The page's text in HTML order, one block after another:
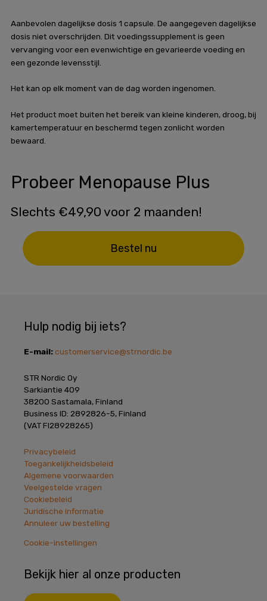
Aanbevolen dagelijkse dosis 1 capsule. De aangegeven dagelijkse
dosis niet overschrijden. Dit voedingssupplement is geen
vervanging voor een evenwichtige en gevarieerde voeding en
een gezonde levensstijl.
Het kan op elk moment van de dag worden ingenomen.
Het product moet buiten het bereik van kleine kinderen, droog, bij
kamertemperatuur en beschermd tegen zonlicht worden
bewaard.
Probeer Menopause Plus
Slechts €49,90 voor 2 maanden!
Bestel nu
Hulp nodig bij iets?
E-mail:customerservice@strnordic.be
STR Nordic Oy
Sarkiantie 409
38200 Sastamala, Finland
Business ID: 2892826-5, Finland
(VAT FI28928265)
Privacybeleid
Toegankelijkheidsbeleid
Algemene voorwaarden
Veelgestelde vragen
Cookiebeleid
Juridische informatie
Annuleer uw bestelling
Cookie-instellingen
Bekijk hier al onze producten